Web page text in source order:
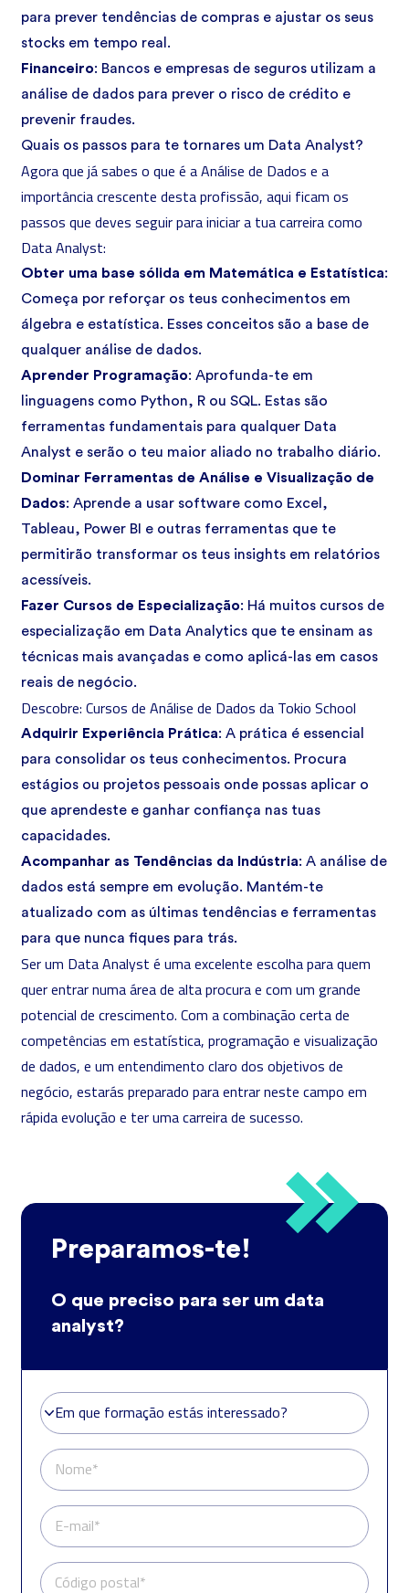
para prever tendências de compras e ajustar os seus
stocks em tempo real.
Financeiro: Bancos e empresas de seguros utilizam a
análise de dados para prever o risco de crédito e
prevenir fraudes.
Quais os passos para te tornares um Data Analyst?
Agora que já sabes o que é a Análise de Dados e a
importância crescente desta profissão, aqui ficam os
passos que deves seguir para iniciar a tua carreira como
Data Analyst:
Obter uma base sólida em Matemática e Estatística:
Começa por reforçar os teus conhecimentos em
álgebra e estatística. Esses conceitos são a base de
qualquer análise de dados.
Aprender Programação: Aprofunda-te em
linguagens como Python, R ou SQL. Estas são
ferramentas fundamentais para qualquer Data
Analyst e serão o teu maior aliado no trabalho diário.
Dominar Ferramentas de Análise e Visualização de
Dados: Aprende a usar software como Excel,
Tableau, Power BI e outras ferramentas que te
permitirão transformar os teus insights em relatórios
acessíveis.
Fazer Cursos de Especialização: Há muitos cursos de
especialização em Data Analytics que te ensinam as
técnicas mais avançadas e como aplicá-las em casos
reais de negócio.
Descobre: Cursos de Análise de Dados da Tokio School
Adquirir Experiência Prática: A prática é essencial
para consolidar os teus conhecimentos. Procura
estágios ou projetos pessoais onde possas aplicar o
que aprendeste e ganhar confiança nas tuas
capacidades.
Acompanhar as Tendências da Indústria: A análise de
dados está sempre em evolução. Mantém-te
atualizado com as últimas tendências e ferramentas
para que nunca fiques para trás.
Ser um Data Analyst é uma excelente escolha para quem
quer entrar numa área de alta procura e com um grande
potencial de crescimento. Com a combinação certa de
competências em estatística, programação e visualização
de dados, e um entendimento claro dos objetivos de
negócio, estarás preparado para entrar neste campo em
rápida evolução e ter uma carreira de sucesso.
Preparamos-te!
O que preciso para ser um data
analyst?
Em que formação estás interessado?
Em que formação estás interessado?
Nome*
E-mail*
Telefone*
Código postal*